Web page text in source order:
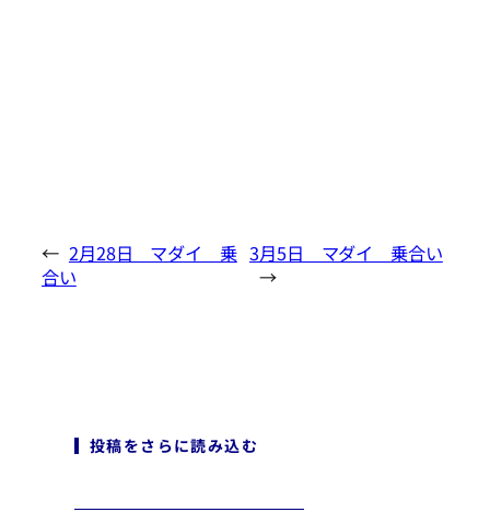
← 2月28日 マダイ 乗
合い
3月5日 マダイ 乗合い
→
投稿をさらに読み込む